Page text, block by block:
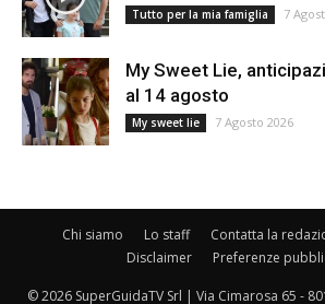
Tutto per la mia famiglia 7
My Sweet Lie,
al 14 agosto
My sweet lie 7 Agosto 2026
Chi siamo Lo staff Contatta la
Disclaimer
Preferenze
© 2026 SuperGuidaTV Srl | Via Cimarosa 65 -